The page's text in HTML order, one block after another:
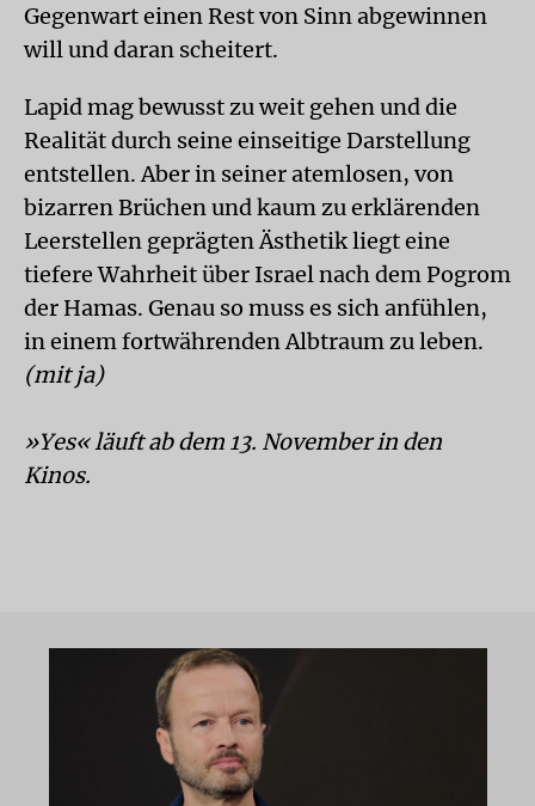
Gegenwart einen Rest von Sinn abgewinnen
will und daran scheitert.
Lapid mag bewusst zu weit gehen und die
Realität durch seine einseitige Darstellung
entstellen. Aber in seiner atemlosen, von
bizarren Brüchen und kaum zu erklärenden
Leerstellen geprägten Ästhetik liegt eine
tiefere Wahrheit über Israel nach dem Pogrom
der Hamas. Genau so muss es sich anfühlen,
in einem fortwährenden Albtraum zu leben.
(mit ja)
»Yes« läuft ab dem 13. November in den
Kinos.